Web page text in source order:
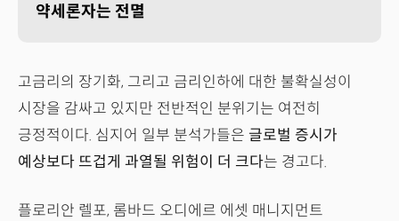
약세론자는 전멸
고금리의 장기화, 그리고 금리인하에 대한 불확실성이
시장을 감싸고 있지만 전반적인 분위기는 여전히
긍정적이다. 심지어 일부 분석가들은 글로벌 증시가
예상보다 뜨겁게 과열될 위험이 더 크다는 경고다.
플로리안 렐포, 롬바드 오디에르 에셋 매니지먼트